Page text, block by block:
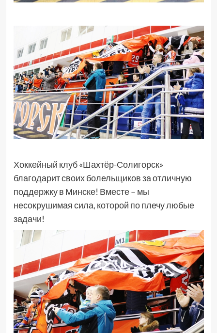
Хоккейный клуб «Шахтёр-Солигорск»
благодарит своих болельщиков за отличную
поддержку в Минске! Вместе – мы
несокрушимая сила, которой по плечу любые
задачи!